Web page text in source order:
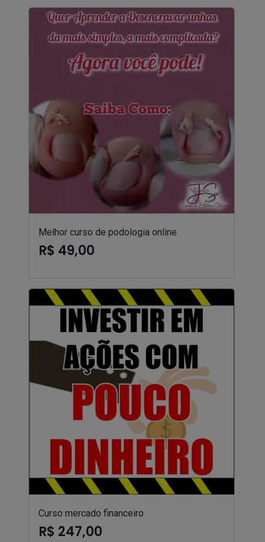
Melhor curso de podologia online
R$ 49,00
Curso mercado financeiro
R$ 247,00